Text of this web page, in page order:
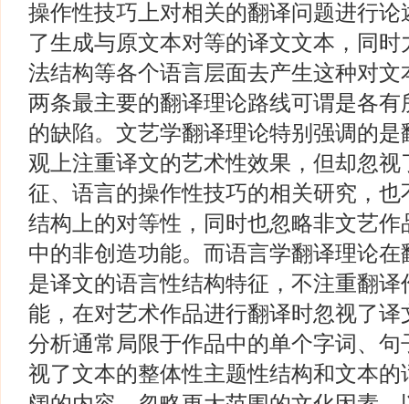
操作性技巧上对相关的翻译问题进行
了生成与原文本对等的译文文本，同
法结构等各个语言层面去产生这种对
两条最主要的翻译理论路线可谓是各
的缺陷。文艺学翻译理论特别强调的
观上注重译文的艺术性效果，但却忽
征、语言的操作性技巧的相关研究，
结构上的对等性，同时也忽略非文艺
中的非创造功能。而语言学翻译理论
是译文的语言性结构特征，不注重翻
能，在对艺术作品进行翻译时忽视了
分析通常局限于作品中的单个字词、
视了文本的整体性主题性结构和文本